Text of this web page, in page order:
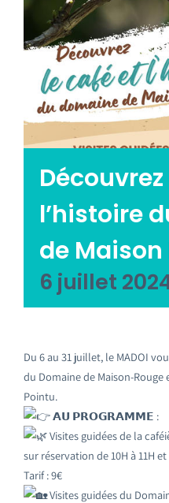
Emploi tourisme
Contact
l’histoire
de Maison
6 juillet
Du 6 au 31 juillet, le MADOI
du Domaine de Maison-
Pointu.
​ 𝗔𝗨 𝗣𝗥𝗢𝗚𝗥𝗔𝗠𝗠𝗘 : ​ ​
Visites guidées de la
sur réservation de 10H à 11H
Tarif : 9€
Visites guidées du